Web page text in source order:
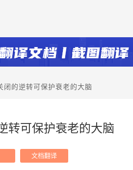
闭的逆转可保护衰老的大脑
转可保护衰老的大脑
文档翻译